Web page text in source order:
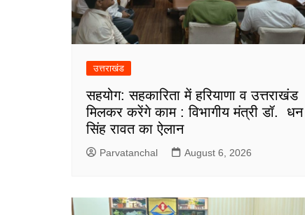
उत्तराखंड
सहयोग: सहकारिता में हरियाणा व उत्तराखंड
मिलकर करेंगे काम : विभागीय मंत्री डॉ. धन
सिंह रावत का ऐलान
Parvatanchal August 6, 2026